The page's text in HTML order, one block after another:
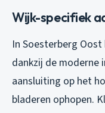
Wijk-specifiek
In Soesterberg
dankzij de moderne
aansluiting op het
bladeren ophopen.